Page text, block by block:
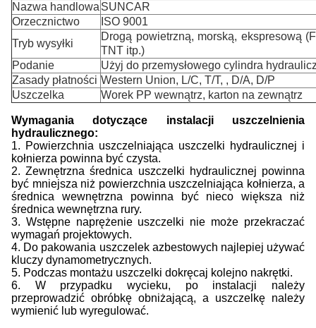
Nazwa handlowa SUNCAR
Orzecznictwo
ISO 9001
Tryb wysyłki
Drogą powietrzną, morską, ekspresową
TNT itp.)
Podanie
Użyj do przemysłowego cylindra
Zasady płatności Western Union, L/C, T/T, , D/A, D/P
Uszczelka
Worek PP wewnątrz, karton na zewnątrz
Wymagania dotyczące instalacji uszczelnienia
hydraulicznego:
1. Powierzchnia uszczelniająca uszczelki hydraulicznej i
kołnierza powinna być czysta.
2. Zewnętrzna średnica uszczelki hydraulicznej powinna
być mniejsza niż powierzchnia uszczelniająca kołnierza, a
średnica wewnętrzna powinna być nieco większa niż
średnica wewnętrzna rury.
3. Wstępne naprężenie uszczelki nie może przekraczać
wymagań projektowych.
4. Do pakowania uszczelek azbestowych najlepiej używać
kluczy dynamometrycznych.
5. Podczas montażu uszczelki dokręcaj kolejno nakrętki.
6. W przypadku wycieku, po instalacji należy
przeprowadzić obróbkę obniżającą, a uszczelkę należy
wymienić lub wyregulować.